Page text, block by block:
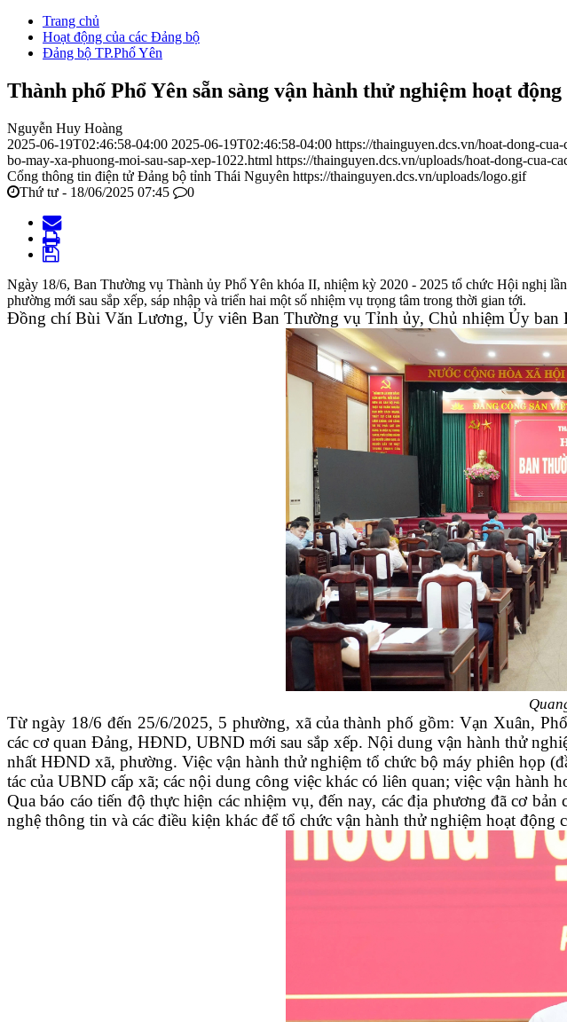
Trang chủ
Hoạt động của các Đảng bộ
Đảng bộ TP.Phổ Yên
Thành phố Phổ Yên sẵn sàng vận hành thử nghiệm hoạt
Nguyễn Huy Hoàng
2025-06-19T02:46:58-04:00 2025-06-19T02:46:58-04:00 https://thainguyen.dcs.vn/hoat-dong-
bo-may-xa-phuong-moi-sau-sap-xep-1022.html https://thainguyen.dcs.vn/uploads/hoat-dong-cua-
Cổng thông tin điện tử Đảng bộ tỉnh Thái Nguyên https://thainguyen.dcs.vn/uploads/logo.gif
Thứ tư - 18/06/2025 07:45
0
Ngày 18/6, Ban Thường vụ Thành ủy Phổ Yên khóa II, nhiệm kỳ 2020 - 2025 tổ chức Hội nghị
phường mới sau sắp xếp, sáp nhập và triển hai một số nhiệm vụ trọng tâm trong thời gian tới.
Đồng chí Bùi Văn Lương, Ủy viên Ban Thường vụ Tỉnh ủy, Chủ nhiệm Ủy ban
Từ ngày 18/6 đến 25/6/2025, 5 phường, xã của thành phố gồm: Vạn Xuân,
các cơ quan Đảng, HĐND, UBND mới sau sắp xếp. Nội dung vận hành thử
nhất HĐND xã, phường. Việc vận hành thử nghiệm tổ chức bộ máy phiên họp
tác của UBND cấp xã; các nội dung công việc khác có liên quan; việc vận hành
Qua báo cáo tiến độ thực hiện các nhiệm vụ, đến nay, các địa phương đã cơ
nghệ thông tin và các điều kiện khác để tổ chức vận hành thử nghiệm hoạt động